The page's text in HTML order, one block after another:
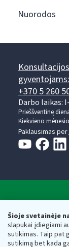
Šioje svetainėje
slapukai įdiegiami
sutikimas. Taip pat
sutikimą bet kada
Nuorodos
gyventojams:
+370 5 260
Darbo laikas:
Prieššventinę
Kiekvieno
Paklausimas per
Valstybinė
Respublikos
Biudžetinė
adresas: Vasario